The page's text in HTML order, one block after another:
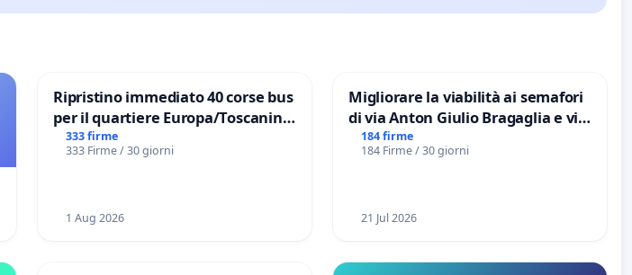
Ripristino immediato 40 corse bus
per il quartiere Europa/Toscanini
di Aprilia
333 firme
333 Firme / 30 giorni
1 Aug 2026
Migliorare la viabilità ai semafori
di via Anton Giulio Bragaglia e via
Tieri XV MUNICIPIO DI ROMA
184 firme
184 Firme / 30 giorni
21 Jul 2026